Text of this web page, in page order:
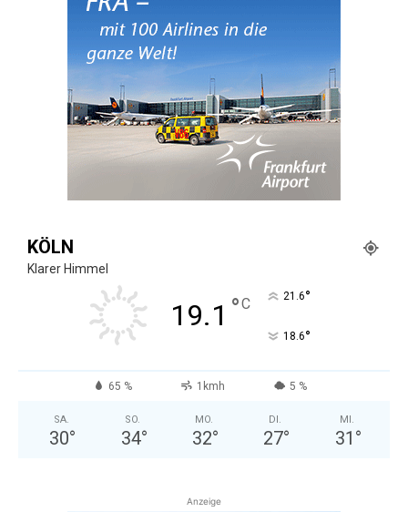
KÖLN
Klarer Himmel
19.1 °C 21.6°
18.6°
65 % 1kmh 5 %
SA.
30°
SO.
34°
MO.
32°
DI.
27°
MI.
31 °
Anzeige